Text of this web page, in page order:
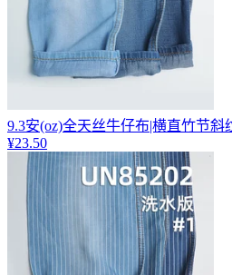
9.3安(oz)全天丝牛仔布|横直竹节
¥23.50